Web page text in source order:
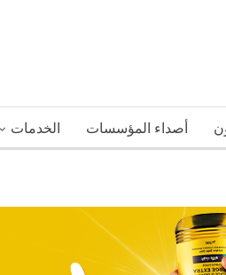
أصداء المؤسسات الخدمات